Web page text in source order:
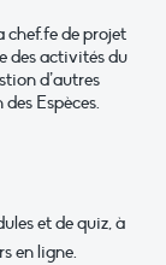
chef.fe de projet
des activités du
d’autres
Espèces.
et de quiz, à
en ligne.